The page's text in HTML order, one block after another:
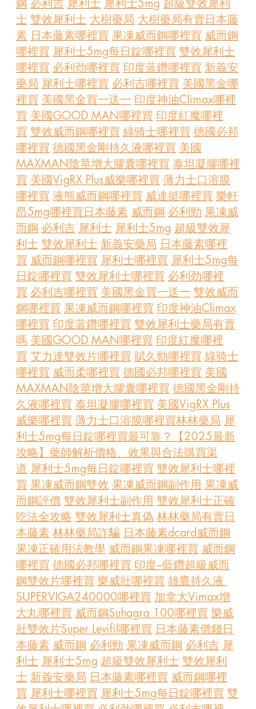
士 雙效犀利士 大樹藥局 大樹藥局有賣日本藤
素 日本藤素哪裡買 果凍威而鋼哪裡買 威而鋼
哪裡買 犀利士5mg每日錠哪裡買 雙效犀利士
哪裡買 必利劲哪裡買 印度蓝鑽哪裡買 新義安
藥局 犀利士哪裡買 必利吉哪裡買 美國黑金哪
裡買 美國黑金買一送一 印度神油Climax哪裡
買 美國GOOD MAN哪裡買 印度紅魔哪裡
買 雙效威而鋼哪裡買 綠骑士哪裡買 德國必邦
哪裡買 德國黑金剛持久液哪裡買 美國
MAXMAN陰莖增大膠囊哪裡買 泰坦凝膠哪裡
買 美國VigRX Plus威樂哪裡買 薄力士口溶膜
哪裡買 液熊威而鋼哪裡買 威達挺哪裡買 樂軒
昂5mg哪裡買日本藤素 威而鋼 必利勁 果凍威
而鋼 必利吉 犀利士 犀利士5mg 超級雙效犀
利士 雙效犀利士 新義安藥局 日本藤素哪裡
買 威而鋼哪裡買 犀利士哪裡買 犀利士5mg每
日錠哪裡買 雙效犀利士哪裡買 必利劲哪裡
買 必利吉哪裡買 美國黑金買一送一 雙效威而
鋼哪裡買 果凍威而鋼哪裡買 印度神油Climax
哪裡買 印度蓝鑽哪裡買 雙效犀利士藥局有賣
嗎 美國GOOD MAN哪裡買 印度紅魔哪裡
買 艾力達雙效片哪裡買 賦久勁哪裡買 綠骑士
哪裡買 威而柔哪裡買 德國必邦哪裡買 美國
MAXMAN陰莖增大膠囊哪裡買 德國黑金剛持
久液哪裡買 泰坦凝膠哪裡買 美國VigRX Plus
威樂哪裡買 薄力士口溶膜哪裡買林林藥局 犀
利士5mg每日錠哪裡買最可靠？【2025最新
攻略】藥師解析價格、效果與合法購買渠
道 犀利士5mg每日錠哪裡買 雙效犀利士哪裡
買 果凍威而鋼雙效 果凍威而鋼副作用 果凍威
而鋼評價 雙效犀利士副作用 雙效犀利士正確
吃法全攻略 雙效犀利士真偽 林林藥局有賣日
本藤素 林林藥局詐騙 日本藤素dcard威而鋼
果凍正確用法教學 威而鋼果凍哪裡買 威而鋼
哪裡買 德國必邦哪裡買 印度–藍鑽超級威而
鋼雙效片哪裡買 樂威壯哪裡買 雄鷹持久液
SUPERVIGA240000哪裡買 加拿大Vimax增
大丸哪裡買 威而鋼Suhagra 100哪裡買 樂威
壯雙效片Super Levifil哪裡買 日本藤素價錢日
本藤素 威而鋼 必利勁 果凍威而鋼 必利吉 犀
利士 犀利士5mg 超級雙效犀利士 雙效犀利
士 新義安藥局 日本藤素哪裡買 威而鋼哪裡
買 犀利士哪裡買 犀利士5mg每日錠哪裡買 雙